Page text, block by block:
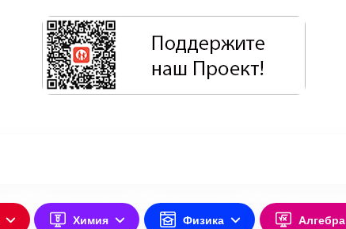
Химия Физика Алгебра